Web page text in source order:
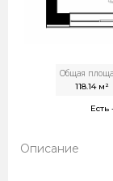
Общая
118.14м²
Есть
Описание